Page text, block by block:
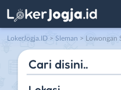
LokerJogja.ID > Sleman > Lowongan